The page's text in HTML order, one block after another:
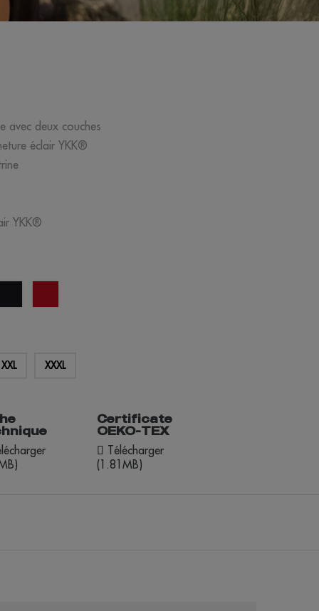
avec deux couches
éclair YKK®
YKK®
XXL XXXL
Certificate
OEKO-TEX
Télécharger
(1.81MB)